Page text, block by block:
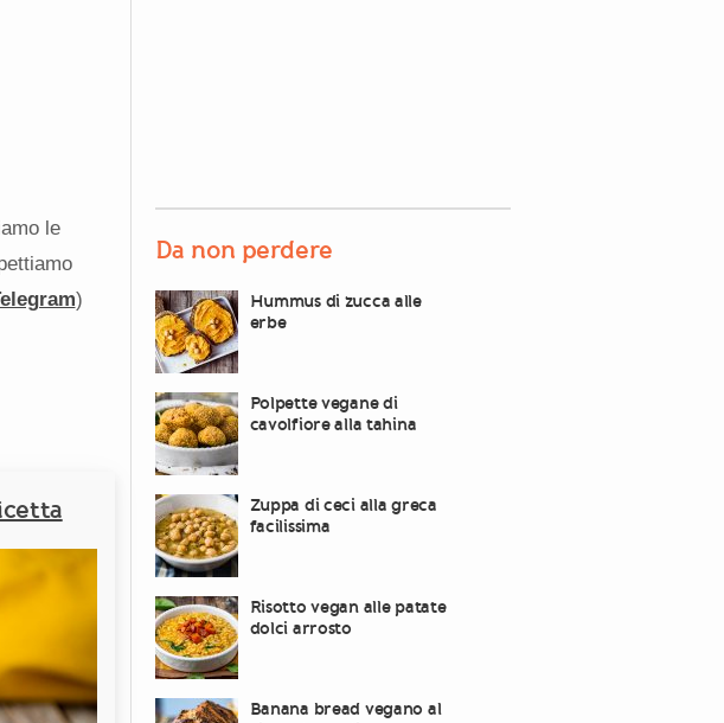
le
)
Da non perdere
Hummus di zucca alle
erbe
Polpette vegane di
cavolfiore alla tahina
Zuppa di ceci alla greca
facilissima
Risotto vegan alle patate
dolci arrosto
Banana bread vegano al